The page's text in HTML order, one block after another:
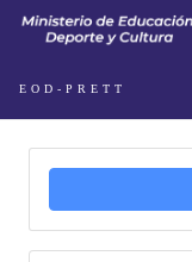
EOD-PRETT